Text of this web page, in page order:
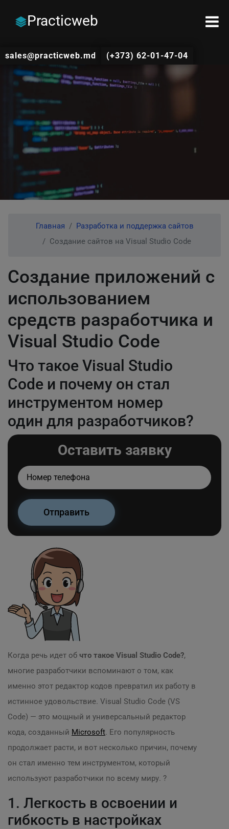
Practicweb
sales@practicweb.md (+373) 62-01-47-04
Главная
Разработка и поддержка сайтов
Создание сайтов на Visual Studio Code
Создание приложений с
использованием
средств разработчика и
Visual Studio Code
Что такое Visual Studio
Code и почему он стал
инструментом номер
один для разработчиков?
Оставить заявку
Когда речь идет об что такое Visual Studio Code?,
многие разработчики вспоминают о том, как
именно этот редактор кодов превратил их работу в
истинное удовольствие. Visual Studio Code (VS
Code) — это мощный и универсальный редактор
кода, созданный Microsoft. Его популярность
продолжает расти, и вот несколько причин, почему
он стал именно тем инструментом, который
используют разработчики по всему миру. ?
1. Легкость в освоении и
гибкость в настройках